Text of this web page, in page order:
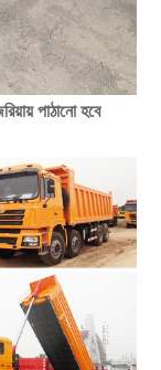
পাঠানো হবে